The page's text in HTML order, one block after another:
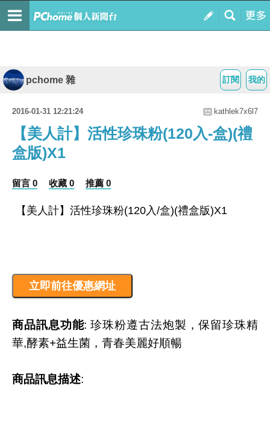
我的
訂閱
pchome 雜
2016-01-31 12:21:24 kathlek7x6l7
【美人計】活性珍珠粉(120入-盒)(禮
盒版)X1
留言 0 收藏 0 推薦 0
商品訊息功能: 珍珠粉遵古法炮製，保留珍珠精
華,酵素+益生菌，青春美麗好順暢
商品訊息描述: